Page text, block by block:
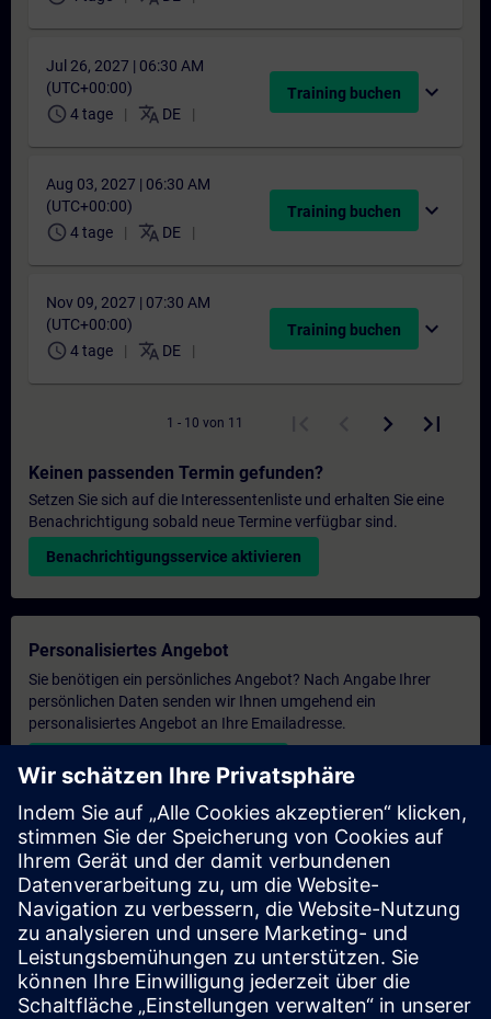
Jul 26, 2027 | 06:30 AM
(UTC+00:00)
schedule 4 tage translate DE
Training buchen expand_more
Aug 03, 2027 | 06:30 AM
(UTC+00:00)
schedule 4 tage translate DE
Training buchen expand_more
Nov 09, 2027 | 07:30 AM
(UTC+00:00)
schedule 4 tage translate DE
Training buchen expand_more
1 - 10 von 11
Keinen passenden Termin gefunden?
Setzen Sie sich auf die Interessentenliste und erhalten Sie eine
Benachrichtigung sobald neue Termine verfügbar sind.
Benachrichtigungsservice aktivieren
Personalisiertes Angebot
Sie benötigen ein persönliches Angebot? Nach Angabe Ihrer
persönlichen Daten senden wir Ihnen umgehend ein
personalisiertes Angebot an Ihre Emailadresse.
Persönliches Angebot zusenden
Anfrage Exklusivtraining
Haben Sie Bedarf an einem höheren Schulungsangebot und
brauchen ein exklusives Training – entweder vor Ort bei Ihnen,
virtuell oder in einem SITRAIN Trainingscenter? Nachdem Sie
uns Ihre persönlichen Daten und Ihren Trainingsbedarf
übermittelt haben, bekommen Sie von uns ein Angebot für eine
exklusive Schulung.